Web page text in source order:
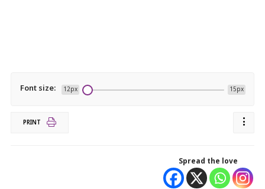
Font size: 12px 15px
PRINT
Spread the love